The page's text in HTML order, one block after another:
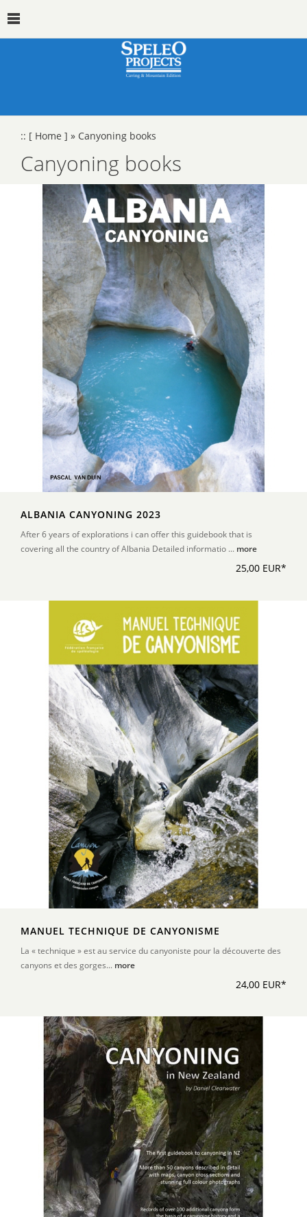
:: [ Home ] » Canyoning books
Canyoning books
ALBANIA CANYONING 2023
After 6 years of explorations i can offer this guidebook that is
covering all the country of Albania Detailed informatio ... more
25,00 EUR*
MANUEL TECHNIQUE DE CANYONISME
La « technique » est au service du canyoniste pour la découverte des
canyons et des gorges... more
24,00 EUR*